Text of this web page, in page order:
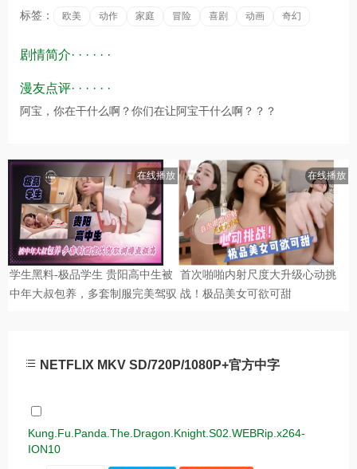
标签： 欧美 动作 家庭 冒险 喜剧 动画 奇幻
剧情简介· · · · · ·
漫友点评· · · · · ·
阿宝，你在干什么啊？你们在让阿宝干什么啊？？？
NETFLIX MKV SD/720P/1080P+官方中字
Kung.Fu.Panda.The.Dragon.Knight.S02.WEBRip.x264-
ION10